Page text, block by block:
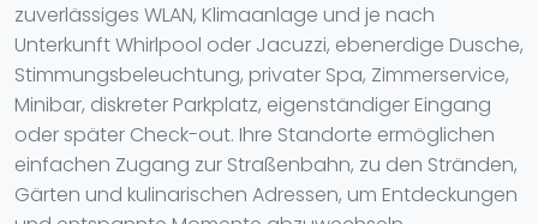
zuverlässiges WLAN, Klimaanlage und je nach
Unterkunft Whirlpool oder Jacuzzi, ebenerdige Dusche,
Stimmungsbeleuchtung, privater Spa, Zimmerservice,
Minibar, diskreter Parkplatz, eigenständiger Eingang
oder später Check-out. Ihre Standorte ermöglichen
einfachen Zugang zur Straßenbahn, zu den Stränden,
Gärten und kulinarischen Adressen, um Entdeckungen